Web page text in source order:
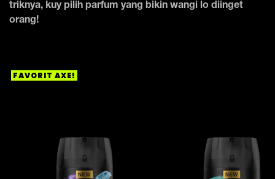
triknya, kuy pilih parfum yang bikin wangi lo diinget
orang!
FAVORIT AXE!